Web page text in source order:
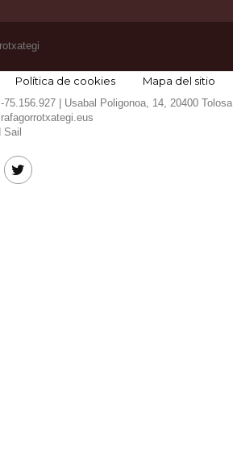
Política de cookies Mapa del sitio
| Usabal Poligonoa, 14, 20400 Tolosa
Sail